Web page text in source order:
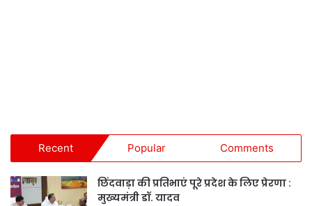
Recent Popular Comments
छिंदवाड़ा की प्रतिभाएं पूरे प्रदेश के लिए प्रेरणा :
मुख्यमंत्री डॉ. यादव